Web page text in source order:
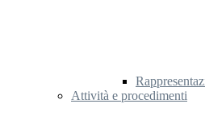
Attività e procedimenti